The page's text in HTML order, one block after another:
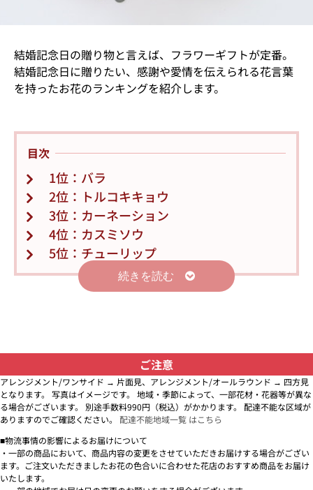
結婚記念日の贈り物と言えば、フラワーギフトが定番。
結婚記念日に贈りたい、感謝や愛情を伝えられる花言葉
を持ったお花のランキングを紹介します。
目次
1位：バラ
2位：トルコキキョウ
3位：カーネーション
4位：カスミソウ
5位：チューリップ
続きを読む
ご注意
アレンジメント/ワンサイド → 片面見、アレンジメント/オールラウンド → 四方見
となります。 写真はイメージです。 地域・季節によって、一部花材・花器等が異な
る場合がございます。 別途手数料990円（税込）がかかります。 配達不能な区域が
ありますのでご確認ください。 配達不能地域一覧 はこちら
■物流事情の影響によるお届けについて
・一部の商品において、商品内容の変更をさせていただきお届けする場合がござい
ます。ご注文いただきましたお花の色合いに合わせた花店のおすすめ商品をお届け
いたします。